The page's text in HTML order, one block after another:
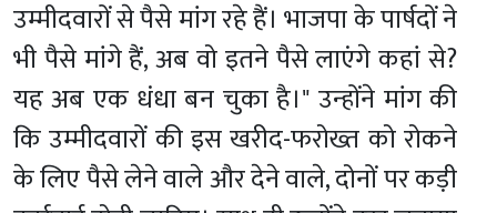
उम्मीदवारों से पैसे मांग रहे हैं। भाजपा के पार्षदों ने
भी पैसे मांगे हैं, अब वो इतने पैसे लाएंगे कहां से?
यह अब एक धंधा बन चुका है।" उन्होंने मांग की
कि उम्मीदवारों की इस खरीद-फरोख्त को रोकने
के लिए पैसे लेने वाले और देने वाले, दोनों पर कड़ी